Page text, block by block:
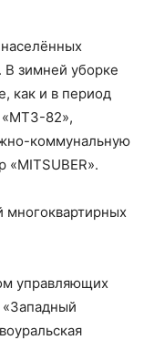
В зимней уборке
как и в период
«МТЗ-82»,
коммунальную
многоквартирных
управляющих
«Западный